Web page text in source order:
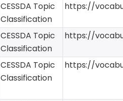
CESSDA Topic
Classification
https://
CESSDA Topic
Classification
https://
CESSDA Topic
Classification
https://